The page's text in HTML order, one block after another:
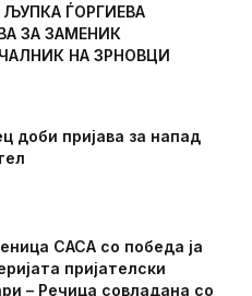
ЃОРГИЕВА
ЗА ЗАМЕНИК
НА ЗРНОВЦИ
доби пријава за напад
САСА со победа ја
пријателски
– Речица совладана со